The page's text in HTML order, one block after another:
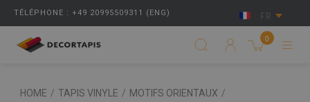
TÉLÉPHONE : +49 20995509311 (ENG) FR
0
HOME / TAPIS VINYLE / MOTIFS ORIENTAUX /